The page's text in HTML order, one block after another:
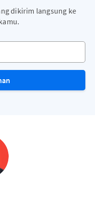
dikirim langsung ke